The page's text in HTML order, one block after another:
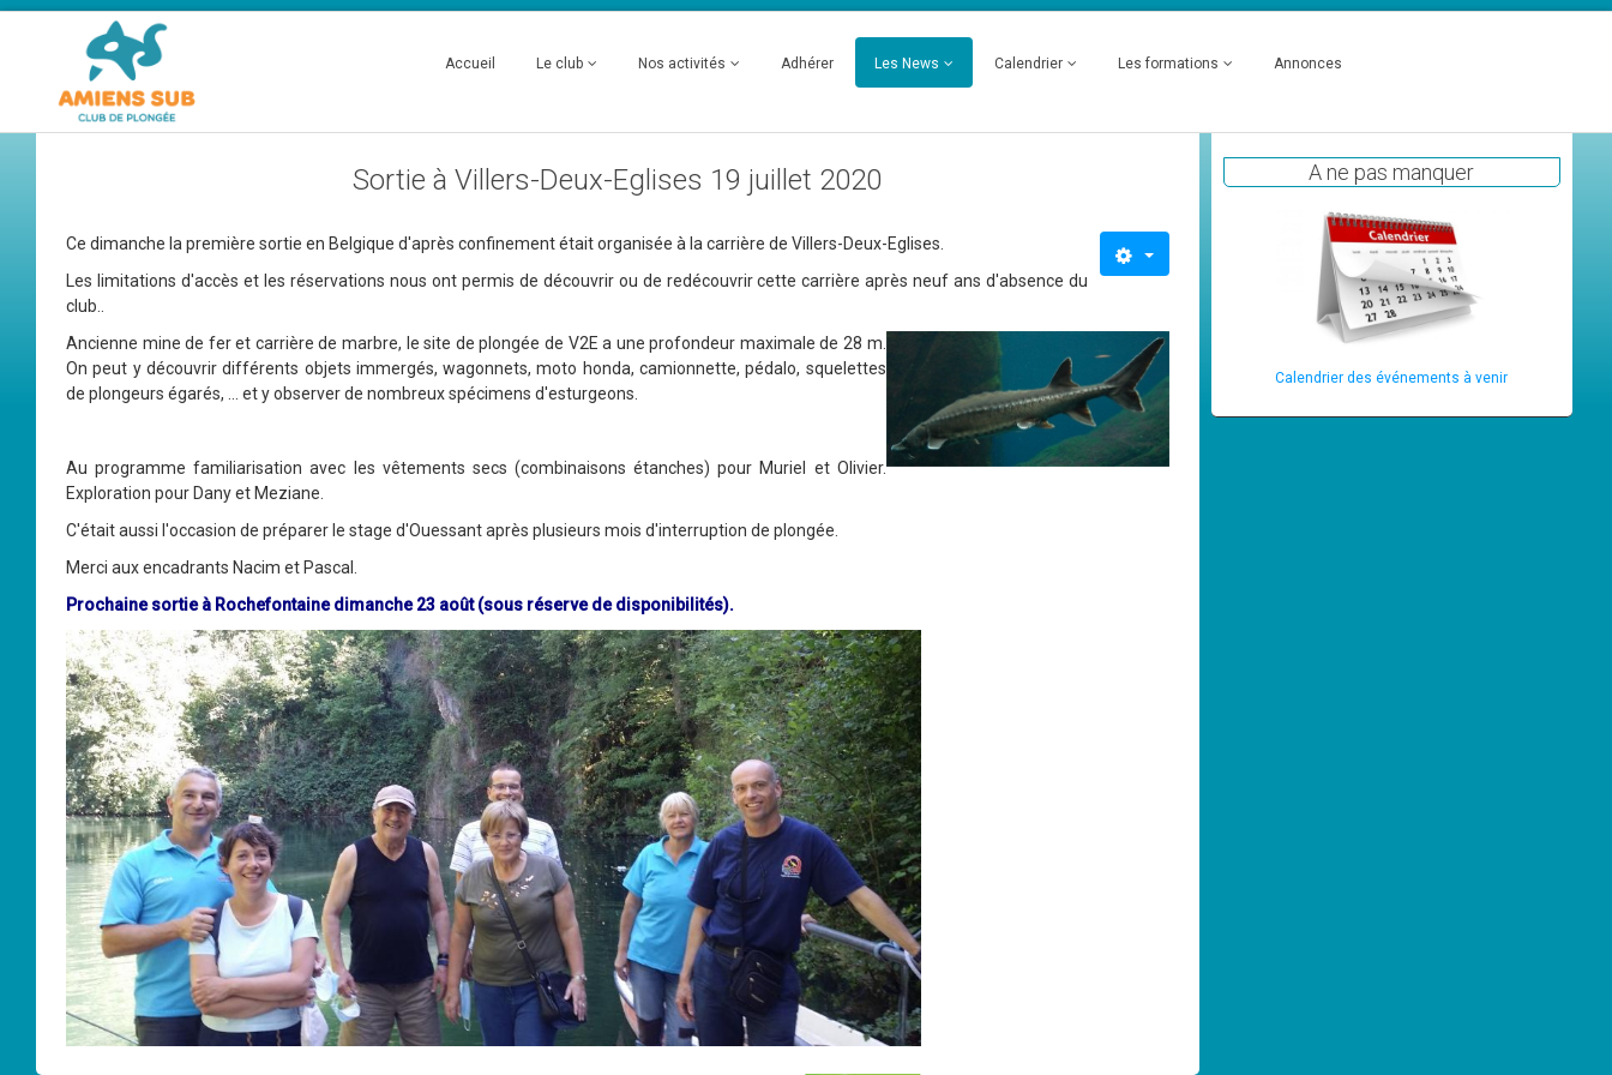
Accueil Le club Nos activités Adhérer Les News Calendrier Les formations Annonces
Sortie à Villers-Deux-Eglises 19 juillet 2020
Ce dimanche la première sortie en Belgique d'après confinement était organisée à la carrière de Villers-Deux-Eglises.
Les limitations d'accès et les réservations nous ont permis de découvrir ou de redécouvrir cette carrière après neuf ans d'absence du
club..
Ancienne mine de fer et carrière de marbre, le site de plongée de V2E a une profondeur maximale de 28 m.
On peut y découvrir différents objets immergés, wagonnets, moto honda, camionnette, pédalo, squelettes
de plongeurs égarés, ... et y observer de nombreux spécimens d'esturgeons.
Au programme familiarisation avec les vêtements secs (combinaisons étanches) pour Muriel et Olivier.
Exploration pour Dany et Meziane.
C'était aussi l'occasion de préparer le stage d'Ouessant après plusieurs mois d'interruption de plongée.
Merci aux encadrants Nacim et Pascal.
Prochaine sortie à Rochefontaine dimanche 23 août (sous réserve de disponibilités).
A ne pas manquer
Calendrier des événements à venir